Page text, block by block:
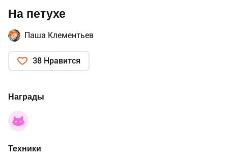
На петухе
Паша Клементьев
38 Нравится
Награды
Техники